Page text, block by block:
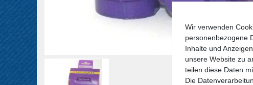
Wir verwenden
personenbezogene
Inhalte und
unsere Website zu
teilen diese Daten
Die